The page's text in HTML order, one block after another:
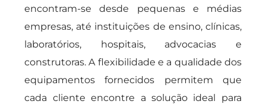
encontram-se desde pequenas e médias
empresas, até instituições de ensino, clínicas,
laboratórios, hospitais, advocacias e
construtoras. A flexibilidade e a qualidade dos
equipamentos fornecidos permitem que
cada cliente encontre a solução ideal para